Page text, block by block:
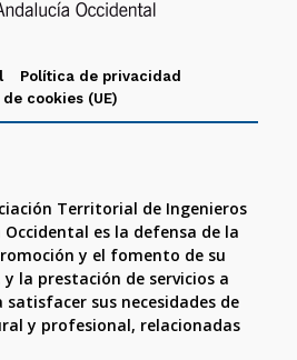
Política de privacidad
cookies (UE)
Territorial de Ingenieros
es la defensa de la
y el fomento de su
la prestación de servicios a
sus necesidades de
y profesional, relacionadas